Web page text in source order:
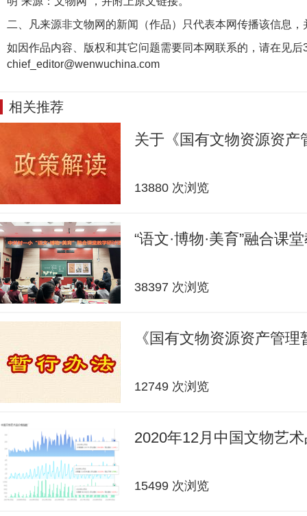
二、凡来源非文物网的新闻（作品）只代表本网传播该信息
如因作品内容、版权和其它问题需要同本网联系的，请在见后
chief_editor@wenwuchina.com
相关推荐
关于《国有文物资源资
13880 次浏览
“语文·博物·美育”融合课
38397 次浏览
《国有文物资源资产管
12749 次浏览
2020年12月中国文物艺
15499 次浏览